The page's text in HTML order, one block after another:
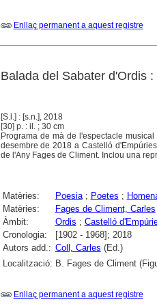
Enllaç permanent a aquest registre
Balada del Sabater d'Ordis :
[S.l.] : [s.n.], 2018
[30] p. : il. ; 30 cm
Programa de mà de l'espectacle
desembre de 2018 a Castelló
de l'Any Fages de Climent. Inclou una
Matèries: Poesia; Poetes ;
Matèries:
Fages de Climent, Carles
Àmbit:
Ordis ; Castelló
Cronologia:
[1902 - 1968]; 2018
Autors add.: Coll, Carles (Ed.)
Localització: B. Fages de Climent
Enllaç permanent a aquest registre